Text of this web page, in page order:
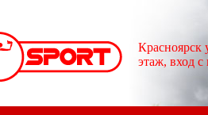
Красноярск
этаж, вход